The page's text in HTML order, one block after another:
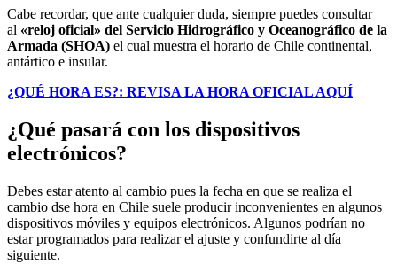
Cabe recordar, que ante cualquier duda, siempre puedes consultar
al «reloj oficial» del Servicio Hidrográfico y Oceanográfico de la
Armada (SHOA) el cual muestra el horario de Chile continental,
antártico e insular.
¿QUÉ HORA ES?: REVISA LA HORA OFICIAL AQUÍ
¿Qué pasará con los dispositivos
electrónicos?
Debes estar atento al cambio pues la fecha en que se realiza el
cambio dse hora en Chile suele producir inconvenientes en algunos
dispositivos móviles y equipos electrónicos. Algunos podrían no
estar programados para realizar el ajuste y confundirte al día
siguiente.